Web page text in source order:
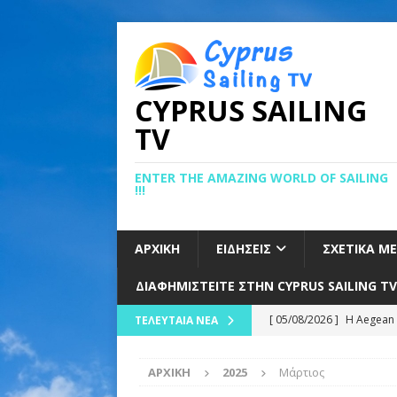
CYPRUS SAILING
TV
ENTER THE AMAZING WORLD OF SAILING
!!!
ΑΡΧΙΚΉ ΕΙΔΉΣΕΙΣ ΣΧΕΤΙΚΆ
ΔΙΑΦΗΜΙΣΤΕΊΤΕ ΣΤΗΝ CYPRUS SAILING TV
ΤΕΛΕΥΤΑΊΑ ΝΈΑ [ 05/08/2026 ] Η Aegean
[ 05/08/2026 ]
ΑΡΧΙΚΉ 2025 Μάρτιος